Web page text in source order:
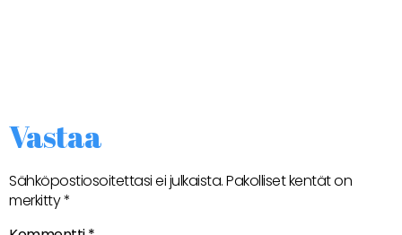
Vastaa
Sähköpostiosoitettasi ei julkaista.Pakolliset kentät on
merkitty*